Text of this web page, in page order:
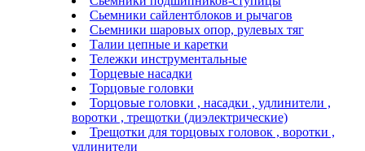
Сьемники сайлентблоков и рычагов
Сьемники шаровых опор, рулевых тяг
Талии цепные и каретки
Тележки инструментальные
Торцевые насадки
Торцовые головки
Торцовые головки , насадки , удлинители ,
воротки , трещотки (диэлектрические)
Трещотки для торцовых головок , воротки ,
удлинители